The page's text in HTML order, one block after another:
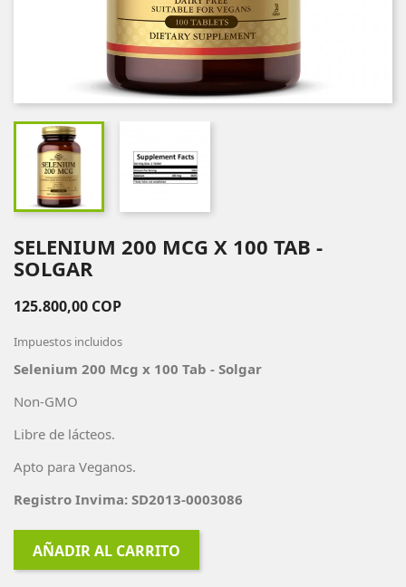
SELENIUM 200 MCG X 100 TAB -
SOLGAR
125.800,00 COP
Impuestos incluidos
Selenium 200 Mcg x 100 Tab - Solgar
Non-GMO
Libre de lácteos.
Apto para Veganos.
Registro Invima: SD2013-0003086
AÑADIR AL CARRITO